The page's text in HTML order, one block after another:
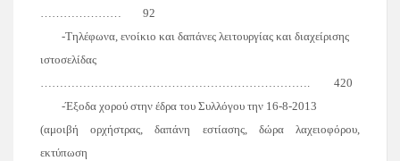
…………………
92
-Τηλέφωνα, ενοίκιο και δαπάνες λειτουργίας και διαχείρισης
ιστοσελίδας
…………………………………………………………….
420
-Έξοδα χορού στην έδρα του Συλλόγου την 16-8-2013
(αμοιβή ορχήστρας, δαπάνη εστίασης, δώρα λαχειοφόρου,
εκτύπωση